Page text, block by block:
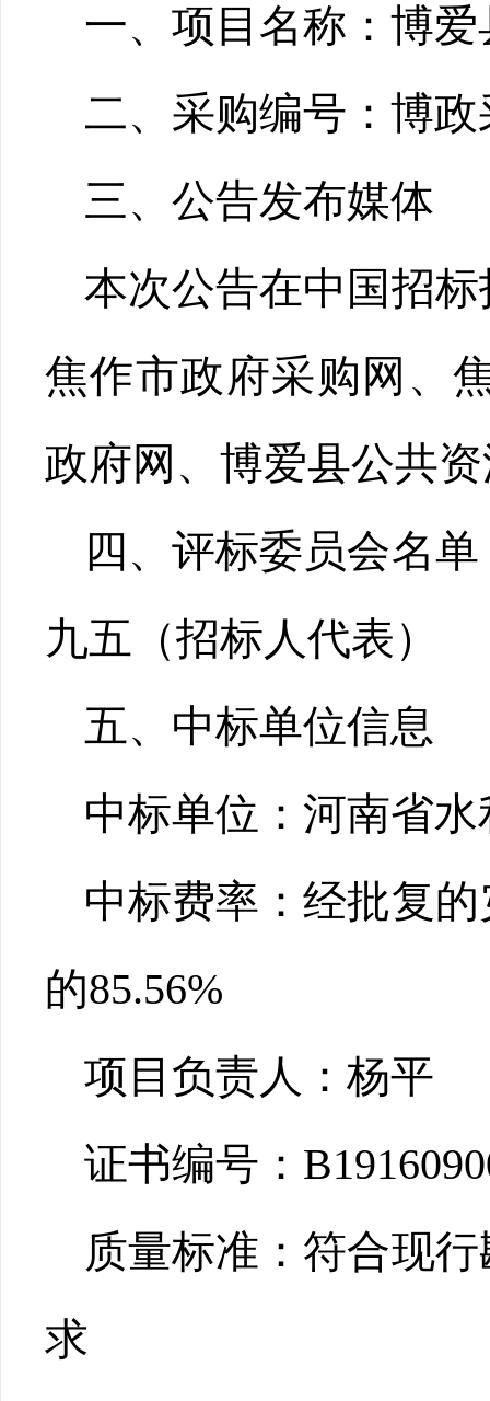
一、项目名称：博
二、采购编号：博
三、公告发布媒体
本次公告在中国招
焦作市政府采购网、
政府网、博爱县公共
四、评标委员会名
九五（招标人代表）
五、中标单位信息
中标单位：河南省
中标费率：经批复
的85.56%
项目负责人：杨
证书编号：
质量标准：符合现
求